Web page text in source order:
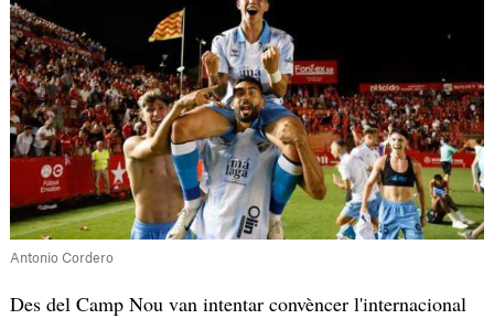
Antonio Cordero
Des del Camp Nou van intentar convèncer l'internacional